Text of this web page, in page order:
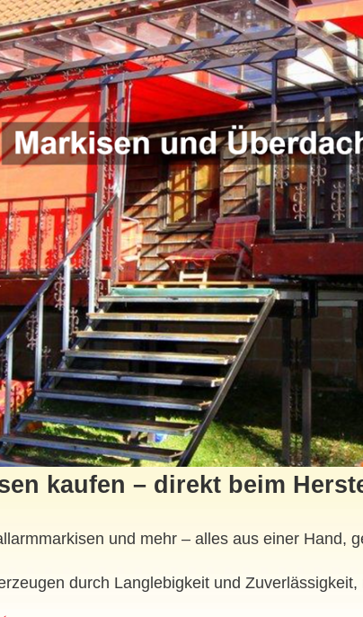
kaufen – direkt beim
und mehr – alles aus einer Hand,
durch Langlebigkeit und